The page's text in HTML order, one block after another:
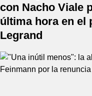
con Nacho Viale
última hora en el
Legrand